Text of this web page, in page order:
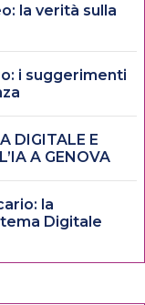
la verità sulla
i suggerimenti
DIGITALE E
A GENOVA
la
Digitale